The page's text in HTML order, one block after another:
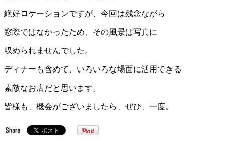
絶好ロケーションですが、今回は残念ながら
窓際ではなかったため、その風景は写真に
収められませんでした。
ディナーも含めて、いろいろな場面に活用できる
素敵なお店だと思います。
皆様も、機会がございましたら、ぜひ、一度。